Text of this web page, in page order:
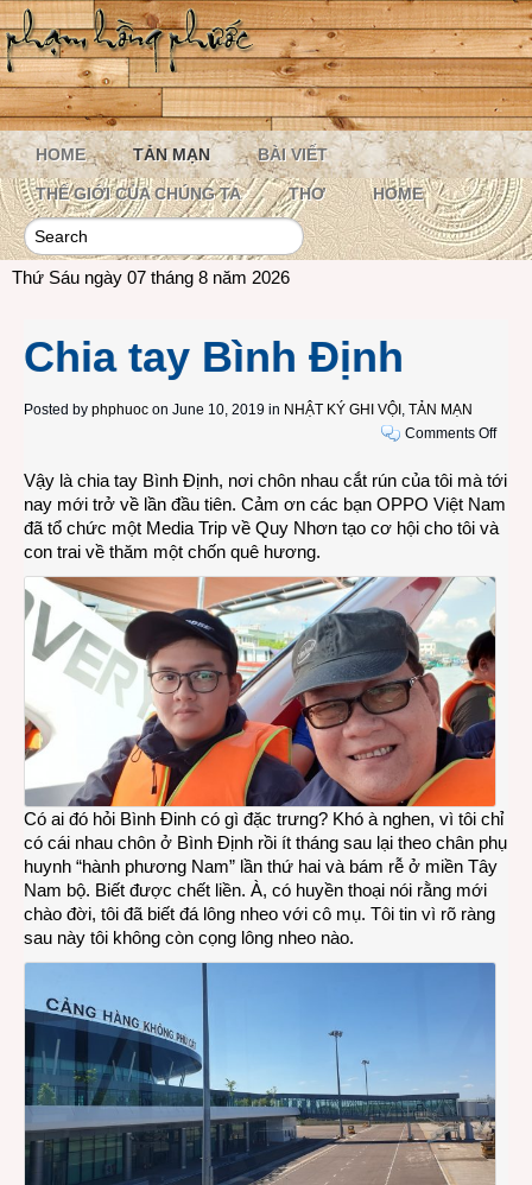
HOME TẢN MẠN BÀI VIẾT
THẾ GIỚI CỦA CHÚNG TA THƠ HOME
Thứ Sáu ngày 07 tháng 8 năm 2026
Chia tay Bình Định
Posted by phphuoc on June 10, 2019 in NHẬT KÝ GHI VỘI , TẢN MẠN
Comments Offon
tay
Bình
Định
Vậy là chia tay Bình Định, nơi chôn nhau cắt rún của tôi mà tới
nay mới trở về lần đầu tiên. Cảm ơn các bạn OPPO Việt Nam
đã tổ chức một Media Trip về Quy Nhơn tạo cơ hội cho tôi và
con trai về thăm một chốn quê hương.
Có ai đó hỏi Bình Đinh có gì đặc trưng? Khó à nghen, vì tôi chỉ
có cái nhau chôn ở Bình Định rồi ít tháng sau lại theo chân phụ
huynh “hành phương Nam” lần thứ hai và bám rễ ở miền Tây
Nam bộ. Biết được chết liền. À, có huyền thoại nói rằng mới
chào đời, tôi đã biết đá lông nheo với cô mụ. Tôi tin vì rõ ràng
sau này tôi không còn cọng lông nheo nào.